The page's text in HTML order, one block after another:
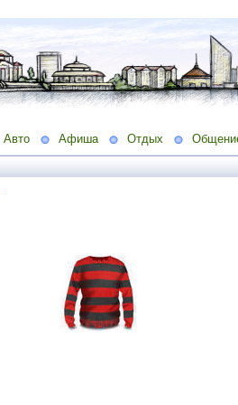
Авто Афиша Отдых